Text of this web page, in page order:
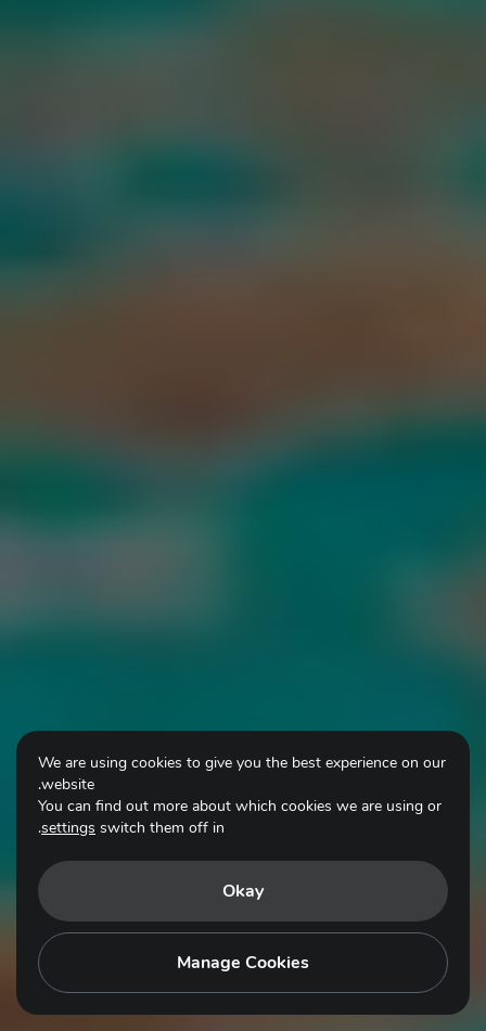
We are using cookies to give you the best experience on our
website.
You can find out more about which cookies we are using or
switch them off in
settings
.
Okay
Manage Cookies